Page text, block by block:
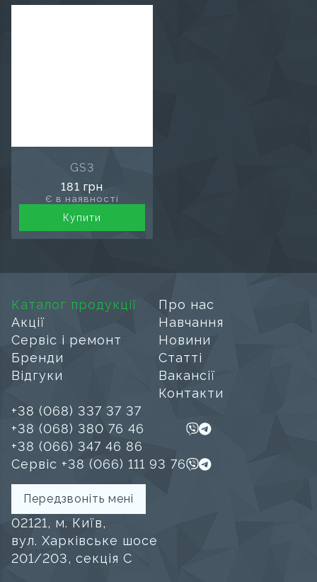
GS3
181 грн
Є в наявності
Купити
Каталог продукції
Акції
Сервіс і ремонт
Бренди
Відгуки
Про нас
Навчання
Новини
Статті
Вакансії
Контакти
+38 (068) 337 37 37
+38 (068) 380 76 46
+38 (066) 347 46 86
Сервіс +38 (066) 111 93 76
Передзвоніть мені
02121, м. Київ,
вул. Харківське шосе
201/203, секція C